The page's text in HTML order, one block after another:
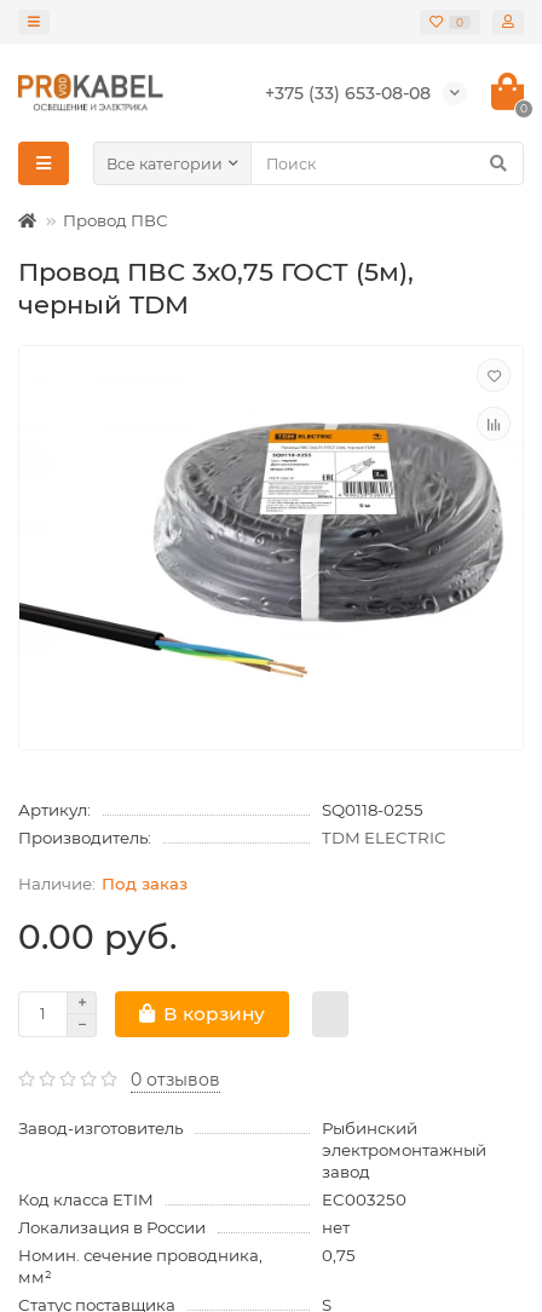
0
+375 (33) 653-08-08
0
Все категории
Провод ПВС
Провод ПВС 3х0,75 ГОСТ (5м),
черный TDM
Артикул:
SQ0118-0255
Производитель:
TDM ELECTRIC
Под заказ
0.00 руб.
В корзину
0 отзывов
Завод-изготовитель
Рыбинский
электромонтажный
завод
Код класса ETIM
EC003250
Локализация в России
нет
Номин. сечение проводника,
мм²
0,75
Статус поставщика
S